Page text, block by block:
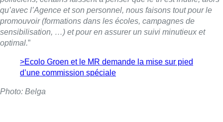
qu’avec l’Agence et son personnel, nous faisons tout pour le
promouvoir (formations dans les écoles, campagnes de
sensibilisation, …) et pour en assurer un suivi minutieux et
optimal.”
>Ecolo Groen et le MR demande la mise sur pied
d’une commission spéciale
Photo: Belga